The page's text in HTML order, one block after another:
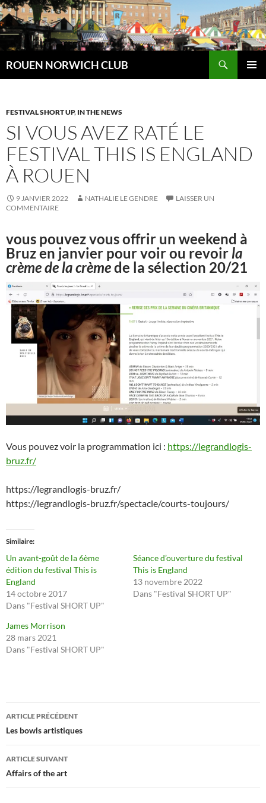
Aller
au
contenu
ROUEN NORWICH CLUB
FESTIVAL SHORT UP, IN THE NEWS
SI VOUS AVEZ RATÉ LE
FESTIVAL THIS IS ENGLAND
À ROUEN
9 JANVIER 2022 NATHALIE LE GENDRE
LAISSER UN
COMMENTAIRE
vous pouvez vous offrir un weekend à
Bruz en janvier pour voir ou revoir la
crème de la crèmede la sélection 20/21
Vous pouvez voir la programmation ici : https://legrandlogis-
bruz.fr/
https://legrandlogis-bruz.fr/
https://legrandlogis-bruz.fr/spectacle/courts-toujours/
Similaire
Un avant-goût de la 6ème
édition du festival This is
England
14 octobre 2017
Dans "Festival SHORT UP"
Séance d’ouverture du festival
This is England
13 novembre 2022
Dans "Festival SHORT UP"
James Morrison
28 mars 2021
Dans "Festival SHORT UP"
Navigation
des
articles
ARTICLE PRÉCÉDENT
Les bowls artistiques
ARTICLE SUIVANT
Affairs of the art